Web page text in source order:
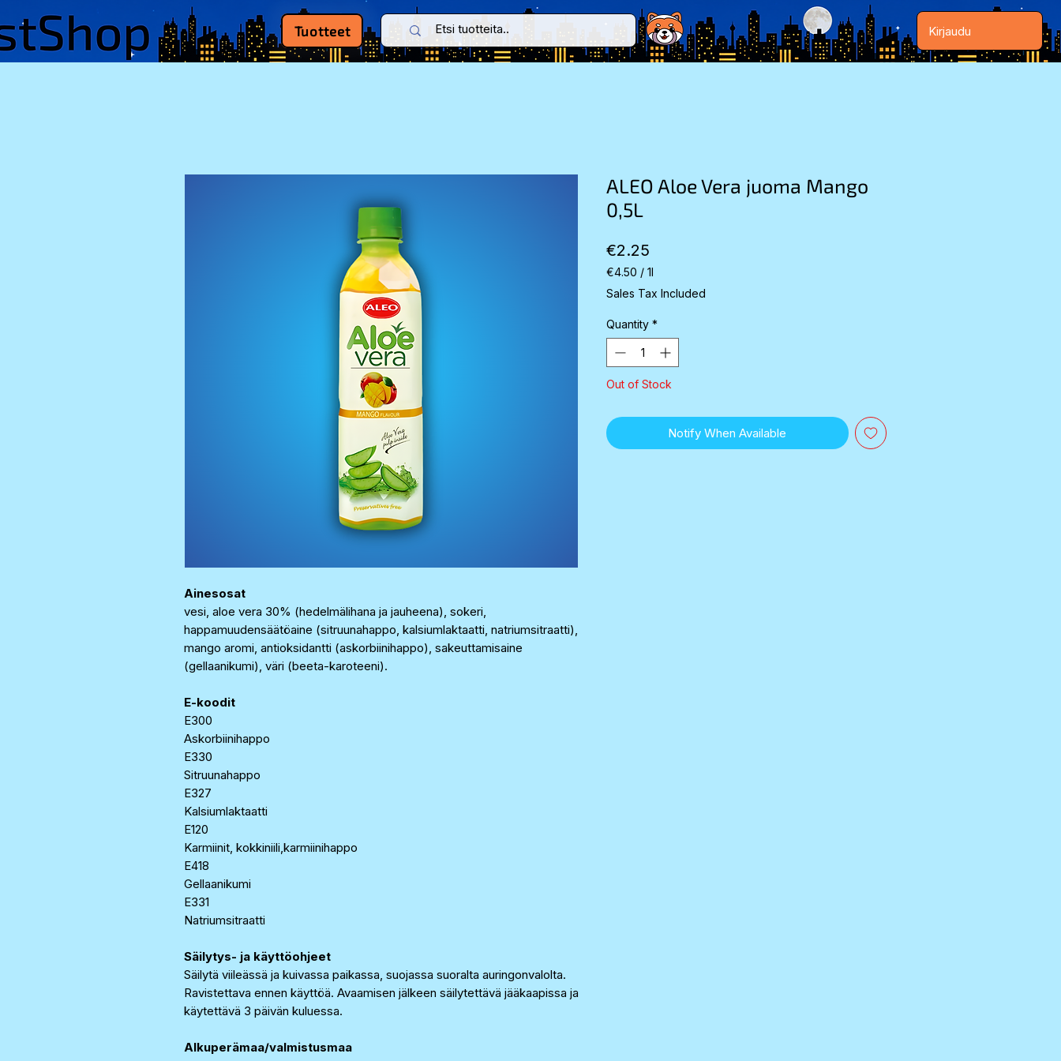
Tuotteet Kirjaudu
Ainesosat
vesi, aloe vera 30% (hedelmälihana ja jauheena), sokeri,
happamuudensäätöaine (sitruunahappo, kalsiumlaktaatti, natriumsitraatti),
mango aromi, antioksidantti (askorbiinihappo), sakeuttamisaine
(gellaanikumi), väri (beeta-karoteeni).
E-koodit
E300
Askorbiinihappo
E330
Sitruunahappo
E327
Kalsiumlaktaatti
E120
Karmiinit, kokkiniili,karmiinihappo
E418
Gellaanikumi
E331
Natriumsitraatti
Säilytys- ja käyttöohjeet
Säilytä viileässä ja kuivassa paikassa, suojassa suoralta auringonvalolta.
Ravistettava ennen käyttöä. Avaamisen jälkeen säilytettävä jääkaapissa ja
käytettävä 3 päivän kuluessa.
Alkuperämaa/valmistusmaa
ALEO Aloe Vera juoma Mango
0,5L
€2.25
€4.50 / 1l
€4.50
per
1
Liter
Sales Tax Included
Quantity *
Out of Stock
Notify When Available